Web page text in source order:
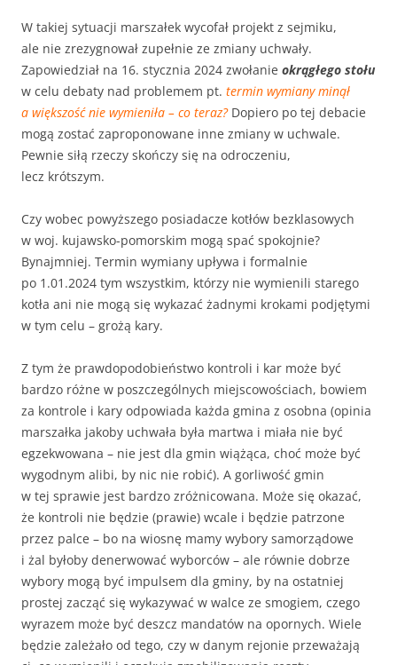
W takiej sytuacji marszałek wycofał projekt z sejmiku,
ale nie zrezygnował zupełnie ze zmiany uchwały.
Zapowiedział na 16. stycznia 2024 zwołanie okrągłego stołu
w celu debaty nad problemem pt. termin wymiany minął
a większość nie wymieniła – co teraz? Dopiero po tej debacie
mogą zostać zaproponowane inne zmiany w uchwale.
Pewnie siłą rzeczy skończy się na odroczeniu,
lecz krótszym.
Czy wobec powyższego posiadacze kotłów bezklasowych
w woj. kujawsko-pomorskim mogą spać spokojnie?
Bynajmniej. Termin wymiany upływa i formalnie
po 1.01.2024 tym wszystkim, którzy nie wymienili starego
kotła ani nie mogą się wykazać żadnymi krokami podjętymi
w tym celu – grożą kary.
Z tym że prawdopodobieństwo kontroli i kar może być
bardzo różne w poszczególnych miejscowościach, bowiem
za kontrole i kary odpowiada każda gmina z osobna (opinia
marszałka jakoby uchwała była martwa i miała nie być
egzekwowana – nie jest dla gmin wiążąca, choć może być
wygodnym alibi, by nic nie robić). A gorliwość gmin
w tej sprawie jest bardzo zróżnicowana. Może się okazać,
że kontroli nie będzie (prawie) wcale i będzie patrzone
przez palce – bo na wiosnę mamy wybory samorządowe
i żal byłoby denerwować wyborców – ale równie dobrze
wybory mogą być impulsem dla gminy, by na ostatniej
prostej zacząć się wykazywać w walce ze smogiem, czego
wyrazem może być deszcz mandatów na opornych. Wiele
będzie zależało od tego, czy w danym rejonie przeważają